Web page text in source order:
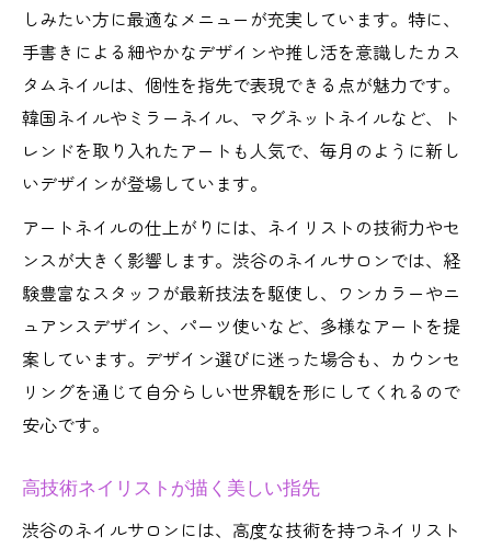
しみたい方に最適なメニューが充実しています。特に、
手書きによる細やかなデザインや推し活を意識したカス
タムネイルは、個性を指先で表現できる点が魅力です。
韓国ネイルやミラーネイル、マグネットネイルなど、ト
レンドを取り入れたアートも人気で、毎月のように新し
いデザインが登場しています。
アートネイルの仕上がりには、ネイリストの技術力やセ
ンスが大きく影響します。渋谷のネイルサロンでは、経
験豊富なスタッフが最新技法を駆使し、ワンカラーやニ
ュアンスデザイン、パーツ使いなど、多様なアートを提
案しています。デザイン選びに迷った場合も、カウンセ
リングを通じて自分らしい世界観を形にしてくれるので
安心です。
高技術ネイリストが描く美しい指先
渋谷のネイルサロンには、高度な技術を持つネイリスト